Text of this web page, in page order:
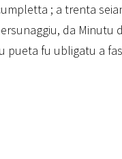
; a trenta
da Minutu
pueta fu ubligatu a